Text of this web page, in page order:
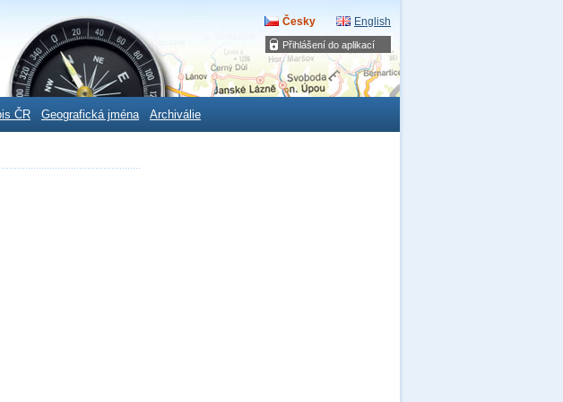
Přihlášení do aplikací
Česky English
ČR Geografická jména Archiválie